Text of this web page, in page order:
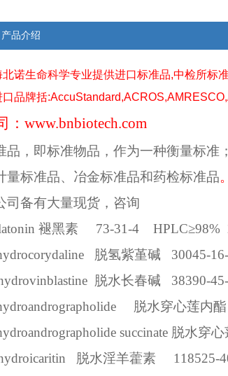
产品介绍
北诺生命科学专业提供进口标准品,中检所标
口品牌括
： www.bnbiotech.com
品，即标准物品，作为一种衡量标准
量标准品、冶金标准品和药检标准品。
司备有大量现货，咨询
褪黑素 73-31-4 HPLC≥98%
脱氢紫堇碱 30045-
脱水长春碱 38390-
脱水穿心莲内酯
succinate 脱水穿
脱水淫羊藿素 118525-